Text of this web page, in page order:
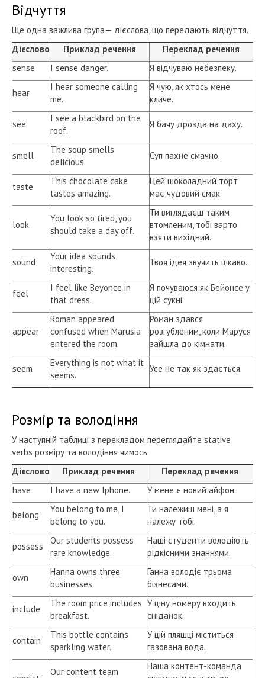
Відчуття
Ще одна важлива група— дієслова, що передають відчуття.
Дієслово
Приклад речення
Переклад речення
sense
I sense danger. Я відчуваю небезпеку.
hear
I hear someone calling
me.
Я чую, як хтось мене
кличе.
see
I see a blackbird on the
roof.
Я бачу дрозда на даху.
smell
The soup smells
delicious.
Суп пахне смачно.
taste
This chocolate cake
tastes amazing.
Цей шоколадний торт
має чудовий смак.
look
You look so tired, you
should take a day off.
Ти виглядаєш таким
втомленим, тобі варто
взяти вихідний.
sound
Your idea sounds
interesting.
Твоя ідея звучить цікаво.
feel
I feel like Beyonce in
that dress.
Я почуваюся як Бейонсе у
цій сукні.
appear
Roman appeared
confused when Marusia
entered the room.
Роман здався
розгубленим, коли Маруся
зайшла до кімнати.
seem
Everything is not what it
seems.
Усе не так як здається.
Розмір та володіння
У наступній таблиці з перекладом переглядайте stative
verbs розміру та володіння чимось.
Дієслово
Приклад речення
Переклад речення
have
I have a new Iphone. У мене є новий айфон.
belong
You belong to me, I
belong to you.
Ти належиш мені, а я
належу тобі.
possess
Our students possess
rare knowledge.
Наші студенти володіють
рідкісними знаннями.
own
Hanna owns three
businesses.
Ганна володіє трьома
бізнесами.
include
The room price includes
breakfast.
У ціну номеру входить
сніданок.
contain
This bottle contains
sparkling water.
У цій пляшці міститься
газована вода.
Our content team
Наша контент-команда